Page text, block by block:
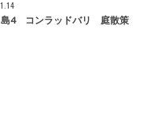
島4 コンラッドバリ 庭散策